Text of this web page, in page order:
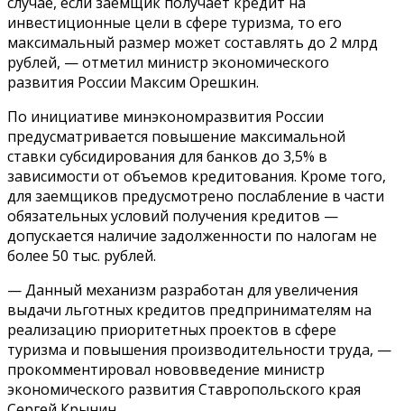
инвестиционные цели в сфере туризма, то его
максимальный размер может составлять до 2 млрд
рублей, — отметил министр экономического
развития России Максим Орешкин.
По инициативе минэкономразвития России
предусматривается повышение максимальной
ставки субсидирования для банков до 3,5% в
зависимости от объемов кредитования. Кроме того,
для заемщиков предусмотрено послабление в части
обязательных условий получения кредитов —
допускается наличие задолженности по налогам не
более 50 тыс. рублей.
— Данный механизм разработан для увеличения
выдачи льготных кредитов предпринимателям на
реализацию приоритетных проектов в сфере
туризма и повышения производительности труда, —
прокомментировал нововведение министр
экономического развития Ставропольского края